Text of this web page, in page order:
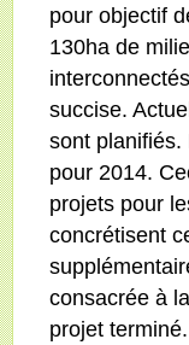
pour objectif
130ha de
succise.
sont planifiés.
pour 2014.
projets pour
concrétisent
consacrée à
projet